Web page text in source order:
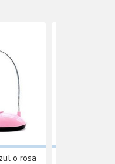
o rosa